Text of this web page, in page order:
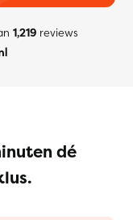
1,219reviews
dé